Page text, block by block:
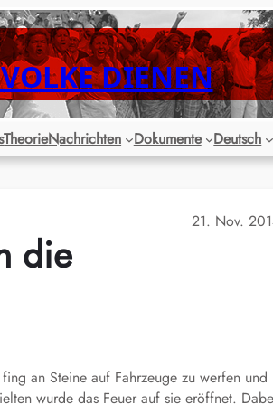
DIENEN
TheorieNachrichten Dokumente Deutsch
21. Nov.
die
an Steine auf Fahrzeuge zu werfen und
wurde das Feuer auf sie eröffnet.